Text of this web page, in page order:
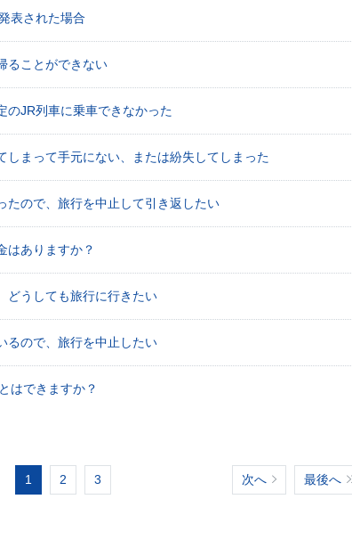
表された場合
ることができない
のJR列車に乗車できなかった
しまって手元にない、または紛失してしまった
たので、旅行を中止して引き返したい
はありますか？
どうしても旅行に行きたい
るので、旅行を中止したい
はできますか？
1 2 3 次へ 最後へ